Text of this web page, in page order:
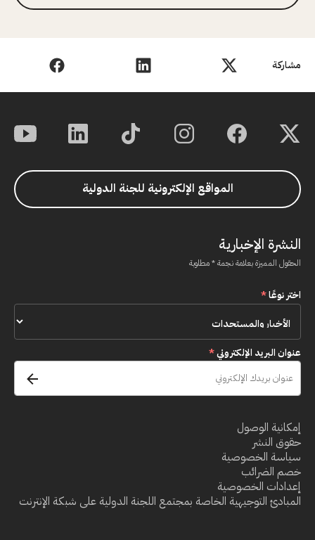
مشاركة
المواقع الإلكترونية للجنة الدولية
النشرة الإخبارية
الحقول المميزة بعلامة نجمة * مطلوبة
اختر نوعًا*
عنوان البريد الإلكتروني*
إمكانية الوصول
حقوق النشر
سياسة الخصوصية
خصم الضرائب
إعدادات الخصوصية
المبادئ التوجيهية الخاصة بمجتمع اللجنة الدولية على شبكة الإنترنت